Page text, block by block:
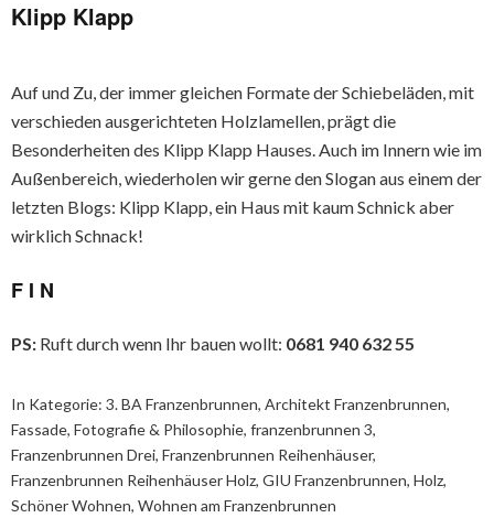
Klipp Klapp
Auf und Zu, der immer gleichen Formate der Schiebeläden, mit
verschieden ausgerichteten Holzlamellen, prägt die
Besonderheiten des Klipp Klapp Hauses. Auch im Innern wie im
Außenbereich, wiederholen wir gerne den Slogan aus einem der
letzten Blogs: Klipp Klapp, ein Haus mit kaum Schnick aber
wirklich Schnack!
F I N
PS: Ruft durch wenn Ihr bauen wollt: 0681 940 632 55
In Kategorie: 3. BA Franzenbrunnen, Architekt Franzenbrunnen,
Fassade, Fotografie & Philosophie, franzenbrunnen 3,
Franzenbrunnen Drei, Franzenbrunnen Reihenhäuser,
Franzenbrunnen Reihenhäuser Holz, GIU Franzenbrunnen, Holz,
Schöner Wohnen, Wohnen am Franzenbrunnen